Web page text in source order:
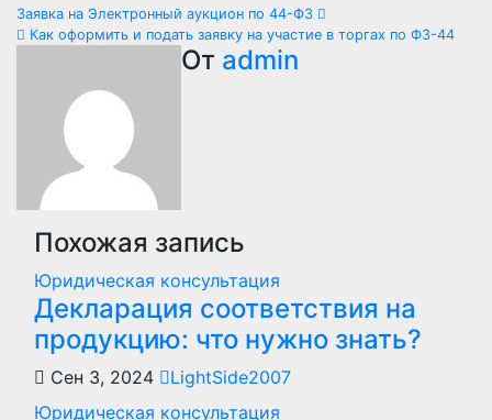
Навигация
записям
Заявка на Электронный аукцион по 44-ФЗ
Как оформить и подать заявку на участие в торгах по ФЗ-44
От admin
Похожая запись
Юридическая консультация
Декларация соответствия на
продукцию: что нужно знать?
Сен 3, 2024
LightSide2007
Юридическая консультация